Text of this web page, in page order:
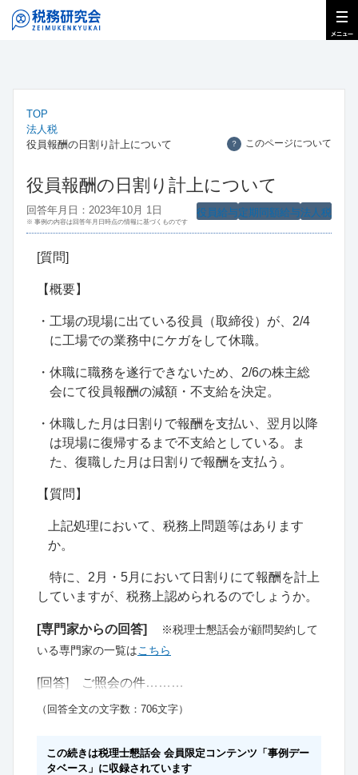
TOP
法人税
役員報酬の日割り計上について
？ このページについて
役員報酬の日割り計上について
法人税
定期同額給与
役員給与
回答年月日：2023年10月 1日
※ 事例の内容は回答年月日時点の情報に基づくものです
[質問]
【概要】
・工場の現場に出ている役員（取締役）が、 2/4
に工場での業務中にケガをして休職。
・休職に職務を遂行できないため、 2/6の株主総
会にて役員報酬の減額・不支給を決定。
・休職した月は日割りで報酬を支払い、翌月以降
は現場に復帰するまで不支給としている。ま
た、復職した月は日割りで報酬を支払う。
【質問】
上記処理において、税務上問題等はあります
か。
特に、 2 月・5月において日割りにて報酬を計上
していますが、税務上認められるのでしょうか。
[専門家からの回答]
※税理士懇話会が顧問契約して
いる専門家の一覧はこちら
[回答] ご照会の件………
（回答全文の文字数：706文字）
この続きは税理士懇話会 会員限定コンテンツ「事例デー
タベース」に収録されています